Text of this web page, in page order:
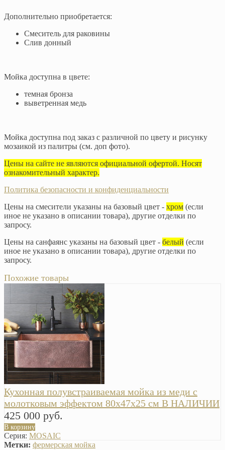
Дополнительно приобретается:
Смеситель для раковины
Слив донный
Мойка доступна в цвете:
темная бронза
выветренная медь
Мойка доступна под заказ с различной по цвету и рисунку
мозаикой из палитры (см. доп фото).
Цены на сайте не являются официальной офертой. Носят
ознакомительный характер.
Политика безопасности и конфиденциальности
Цены на смесители указаны на базовый цвет - хром (если
иное не указано в описании товара), другие отделки по
запросу.
Цены на санфаянс указаны на базовый цвет - белый (если
иное не указано в описании товара), другие отделки по
запросу.
Похожие товары
Кухонная полувстраиваемая мойка из меди с
молотковым эффектом 80х47х25 см В НАЛИЧИИ
425 000 руб.
В корзину
Серия: MOSAIC
Метки: фермерская мойка